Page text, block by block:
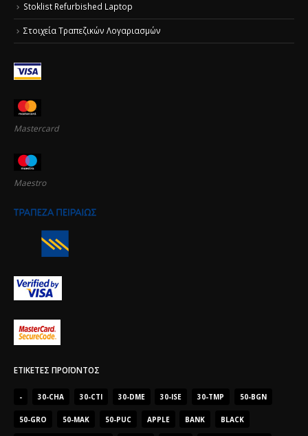
Stoklist Refurbished Laptop
Στοιχεία Τραπεζικών Λογαριασμών
Mastercard
Maestro
ΕΤΙΚΈΤΕΣ ΠΡΟΪΌΝΤΟΣ
- 30-CHA 30-CTI 30-DME 30-ISE 30-TMP 50-BGN
50-GRO 50-MAK 50-PUC APPLE BANK BLACK